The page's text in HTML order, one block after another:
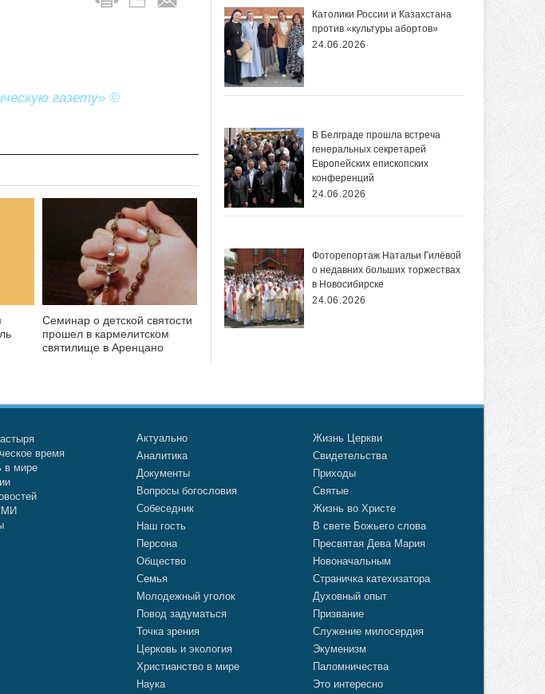
газету» ©
Семинар о детской святости
прошел в кармелитском
святилище в Аренцано
Католики России и Казахстана
против «культуры абортов»
24.06.2026
В Белграде прошла встреча
генеральных секретарей
Европейских епископских
конференций
24.06.2026
Фоторепортаж Натальи Гилёвой
о недавних больших торжествах
в Новосибирске
24.06.2026
время
в мире
Актуально
Аналитика
Документы
Вопросы богословия
Собеседник
Наш гость
Персона
Общество
Семья
Молодежный уголок
Повод задуматься
Точка зрения
Церковь и экология
Христианство в мире
Наука
Жизнь Церкви
Свидетельства
Приходы
Святые
Жизнь во Христе
В свете Божьего слова
Пресвятая Дева Мария
Новоначальным
Страничка катехизатора
Духовный опыт
Призвание
Служение милосердия
Экуменизм
Паломничества
Это интересно